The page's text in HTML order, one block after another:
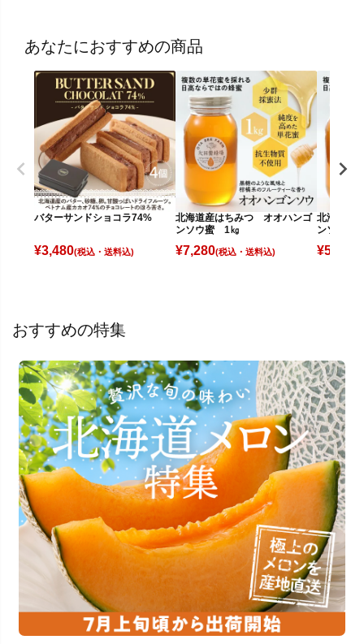
あなたにおすすめの商品
バターサンドショコラ74%
¥3,480(税込)
北海道産はちみつ オオハンゴ
ンソウ蜜 1㎏
¥7,280(税込)
北海道産
ンソウ蜜
¥5,480
おすすめの特集